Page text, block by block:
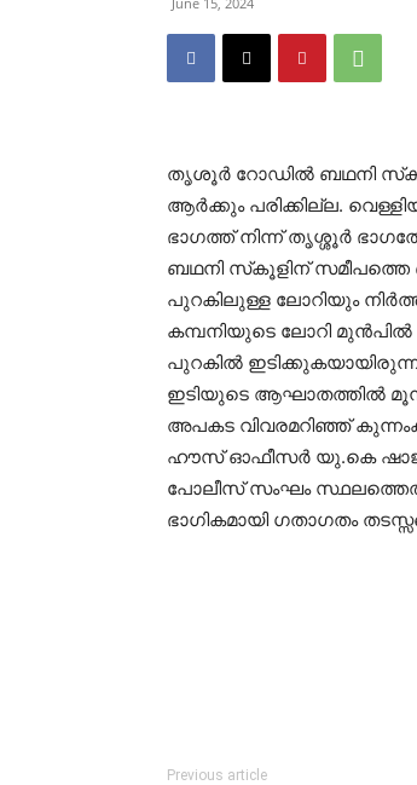
തൃശൂര്‍ റോഡില്‍ ബഥനി
ആര്‍ക്കും പരിക്കില്ല.
ഭാഗത്ത് നിന്ന് തൃശ്ശൂര്‍
ബഥനി സ്‌കൂളിന് സമീപത്തെ
പുറകിലുള്ള ലോറിയും
കമ്പനിയുടെ ലോറി മുന്‍പില്‍
പുറകില്‍
ഇടിയുടെ ആഘാതത്തില്‍
അപകട വിവരമറിഞ്ഞ്
ഹൗസ് ഓഫീസര്‍ യു.കെ
പോലീസ് സംഘം
ഭാഗികമായി ഗതാഗതം
Previous article